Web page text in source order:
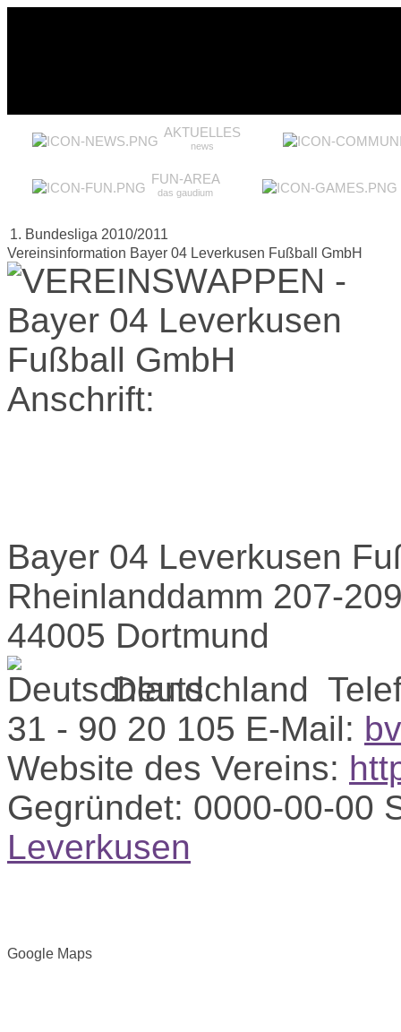
AKTUELLES
news
FUN-AREA
das gaudium
1. Bundesliga 2010/2011
Vereinsinformation Bayer 04 Leverkusen Fußball GmbH
Anschrift:
Bayer 04 Leverkusen
Rheinlanddamm 207-
44005 Dortmund
Deutschland
31 - 90 20 105 E-Mail:
Website des Vereins:
Gegründet: 0000-00-00
Leverkusen
Google Maps